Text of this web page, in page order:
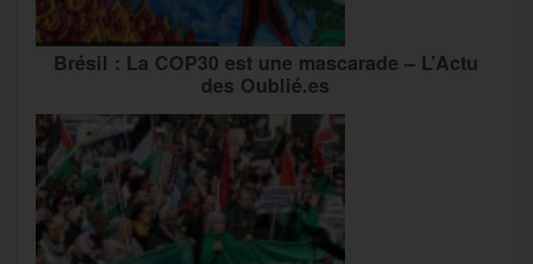
Brésil : La COP30 est une mascarade – L’Actu
des Oublié.es